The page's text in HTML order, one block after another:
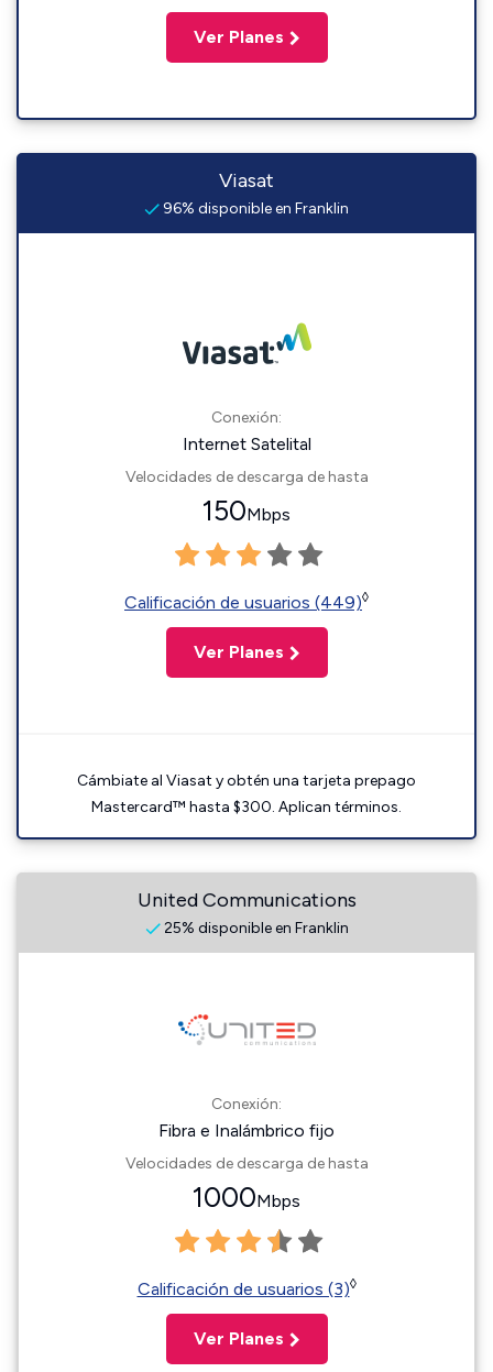
Ver Planes
Viasat
96% disponible en Franklin
Conexión:
Internet Satelital
Velocidades de descarga de hasta
150Mbps
Calificación de usuarios (449)◊
Ver Planes
Cámbiate al Viasat y obtén una tarjeta prepago
Mastercard™ hasta $300. Aplican términos.
United Communications
25% disponible en Franklin
Conexión:
Fibra e Inalámbrico fijo
Velocidades de descarga de hasta
1000Mbps
Calificación de usuarios (3)◊
Ver Planes